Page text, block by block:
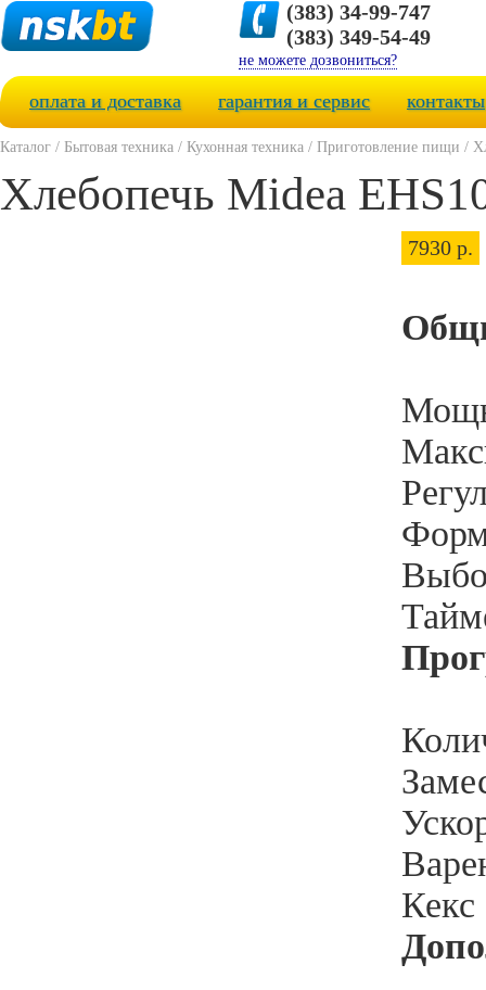
(383) 34-99-747
(383) 349-54-49
не можете дозвониться?
оплата и доставка гарантия и сервис контакты
Каталог / Бытовая техника / Кухонная техника / Приготовление пищи /
Хлебопечь Midea
7930 р.
Кекс